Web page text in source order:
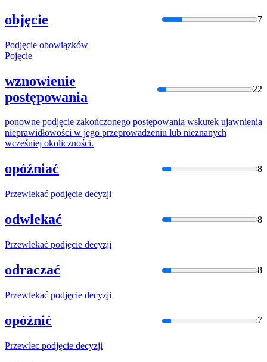
objęcie 7
Podjęcie obowiązków
Pojęcie
wznowienie
postępowania
22
ponowne podjęcie zakończonego postępowania wskutek ujawnienia
nieprawidłowości w jego przeprowadzeniu lub nieznanych
wcześniej okoliczności.
opóźniać 8
Przewlekać podjęcie decyzji
odwlekać 8
Przewlekać podjęcie decyzji
odraczać 8
Przewlekać podjęcie decyzji
opóźnić 7
Przewlec podjęcie decyzji